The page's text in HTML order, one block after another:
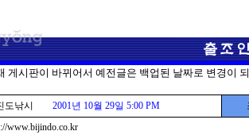
게시판이 바뀌어서 예전글은 백업된 날짜로 변경이
도낚시 2001년 10월 29일 5:00 PM
www.bijindo.co.kr